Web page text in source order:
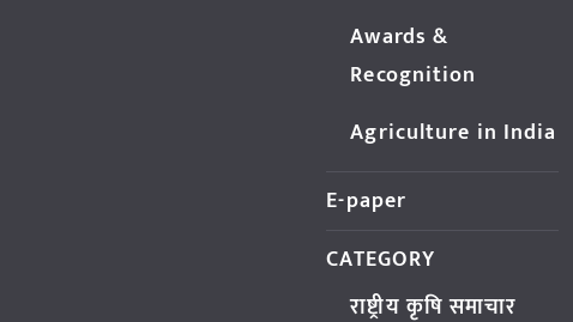
Awards &
Recognition
Agriculture in India
E-paper
CATEGORY
राष्ट्रीय कृषि समाचार